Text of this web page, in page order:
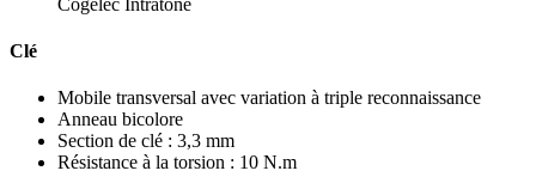
Clé
Mobile transversal avec variation à triple reconnaissance
Anneau bicolore
Section de clé : 3,3 mm
Résistance à la torsion : 10 N.m